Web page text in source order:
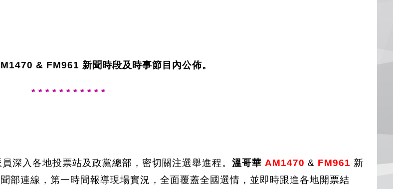
& FM961 新聞時段及時事節目內公佈。
* * * * * * * * * * *
深入各地投票站及政黨總部，密切關注選舉進程。 溫哥華 AM1470 & FM961 新
部連線，第一時間報導現場實況，全面覆蓋全國選情，並即時跟進各地開票結